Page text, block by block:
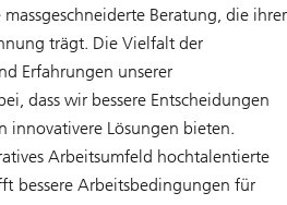
Beratung, die ihrer
trägt. Die Vielfalt der
Erfahrungen unserer
dass wir bessere Entscheidungen
innovativere Lösungen bieten.
Arbeitsumfeld hochtalentierte
bessere Arbeitsbedingungen für